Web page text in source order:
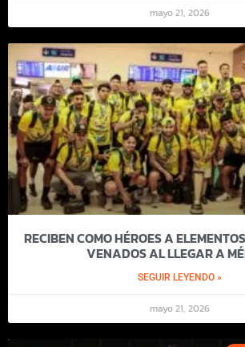
mayo 21, 2026
RECIBEN COMO HÉROES A
VENADOS AL LLEGAR A
SEGUIR LEYENDO »
mayo 21, 2026